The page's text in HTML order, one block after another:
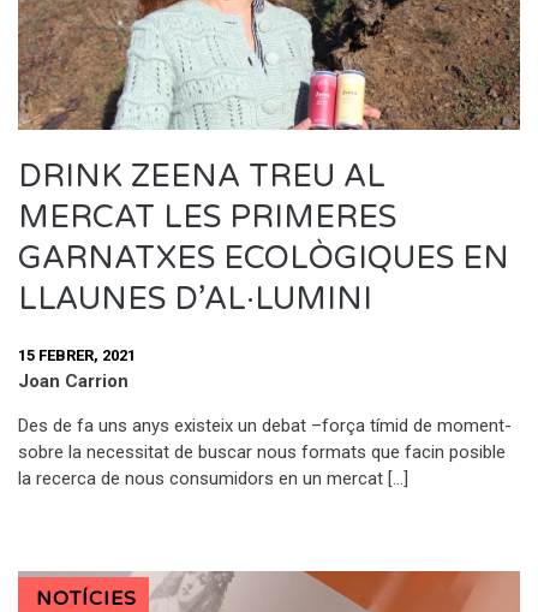
DRINK ZEENA TREU AL
MERCAT LES PRIMERES
GARNATXES ECOLÒGIQUES EN
LLAUNES D’AL·LUMINI
15 FEBRER, 2021
Joan Carrion
Des de fa uns anys existeix un debat –força tímid de moment-
sobre la necessitat de buscar nous formats que facin posible
la recerca de nous consumidors en un mercat […]
NOTÍCIES